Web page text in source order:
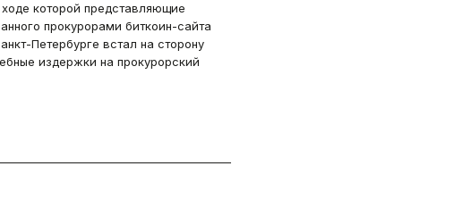
которой представляющие
прокурорами биткоин-сайта
Петербурге встал на сторону
издержки на прокурорский